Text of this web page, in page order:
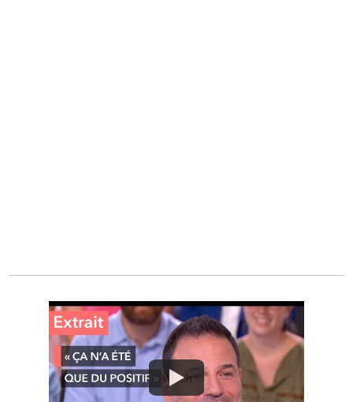
Watch